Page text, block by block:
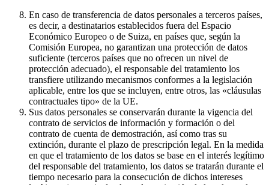
En caso de transferencia de datos personales a terceros países,
es decir, a destinatarios establecidos fuera del Espacio
Económico Europeo o de Suiza, en países que, según la
Comisión Europea, no garantizan una protección de datos
suficiente (terceros países que no ofrecen un nivel de
protección adecuado), el responsable del tratamiento los
transfiere utilizando mecanismos conformes a la legislación
aplicable, entre los que se incluyen, entre otros, las «cláusulas
contractuales tipo» de la UE.
Sus datos personales se conservarán durante la vigencia del
contrato de servicios de información y formación o del
contrato de cuenta de demostración, así como tras su
extinción, durante el plazo de prescripción legal. En la medida
en que el tratamiento de los datos se base en el interés legítimo
del responsable del tratamiento, los datos se tratarán durante el
tiempo necesario para la consecución de dichos intereses